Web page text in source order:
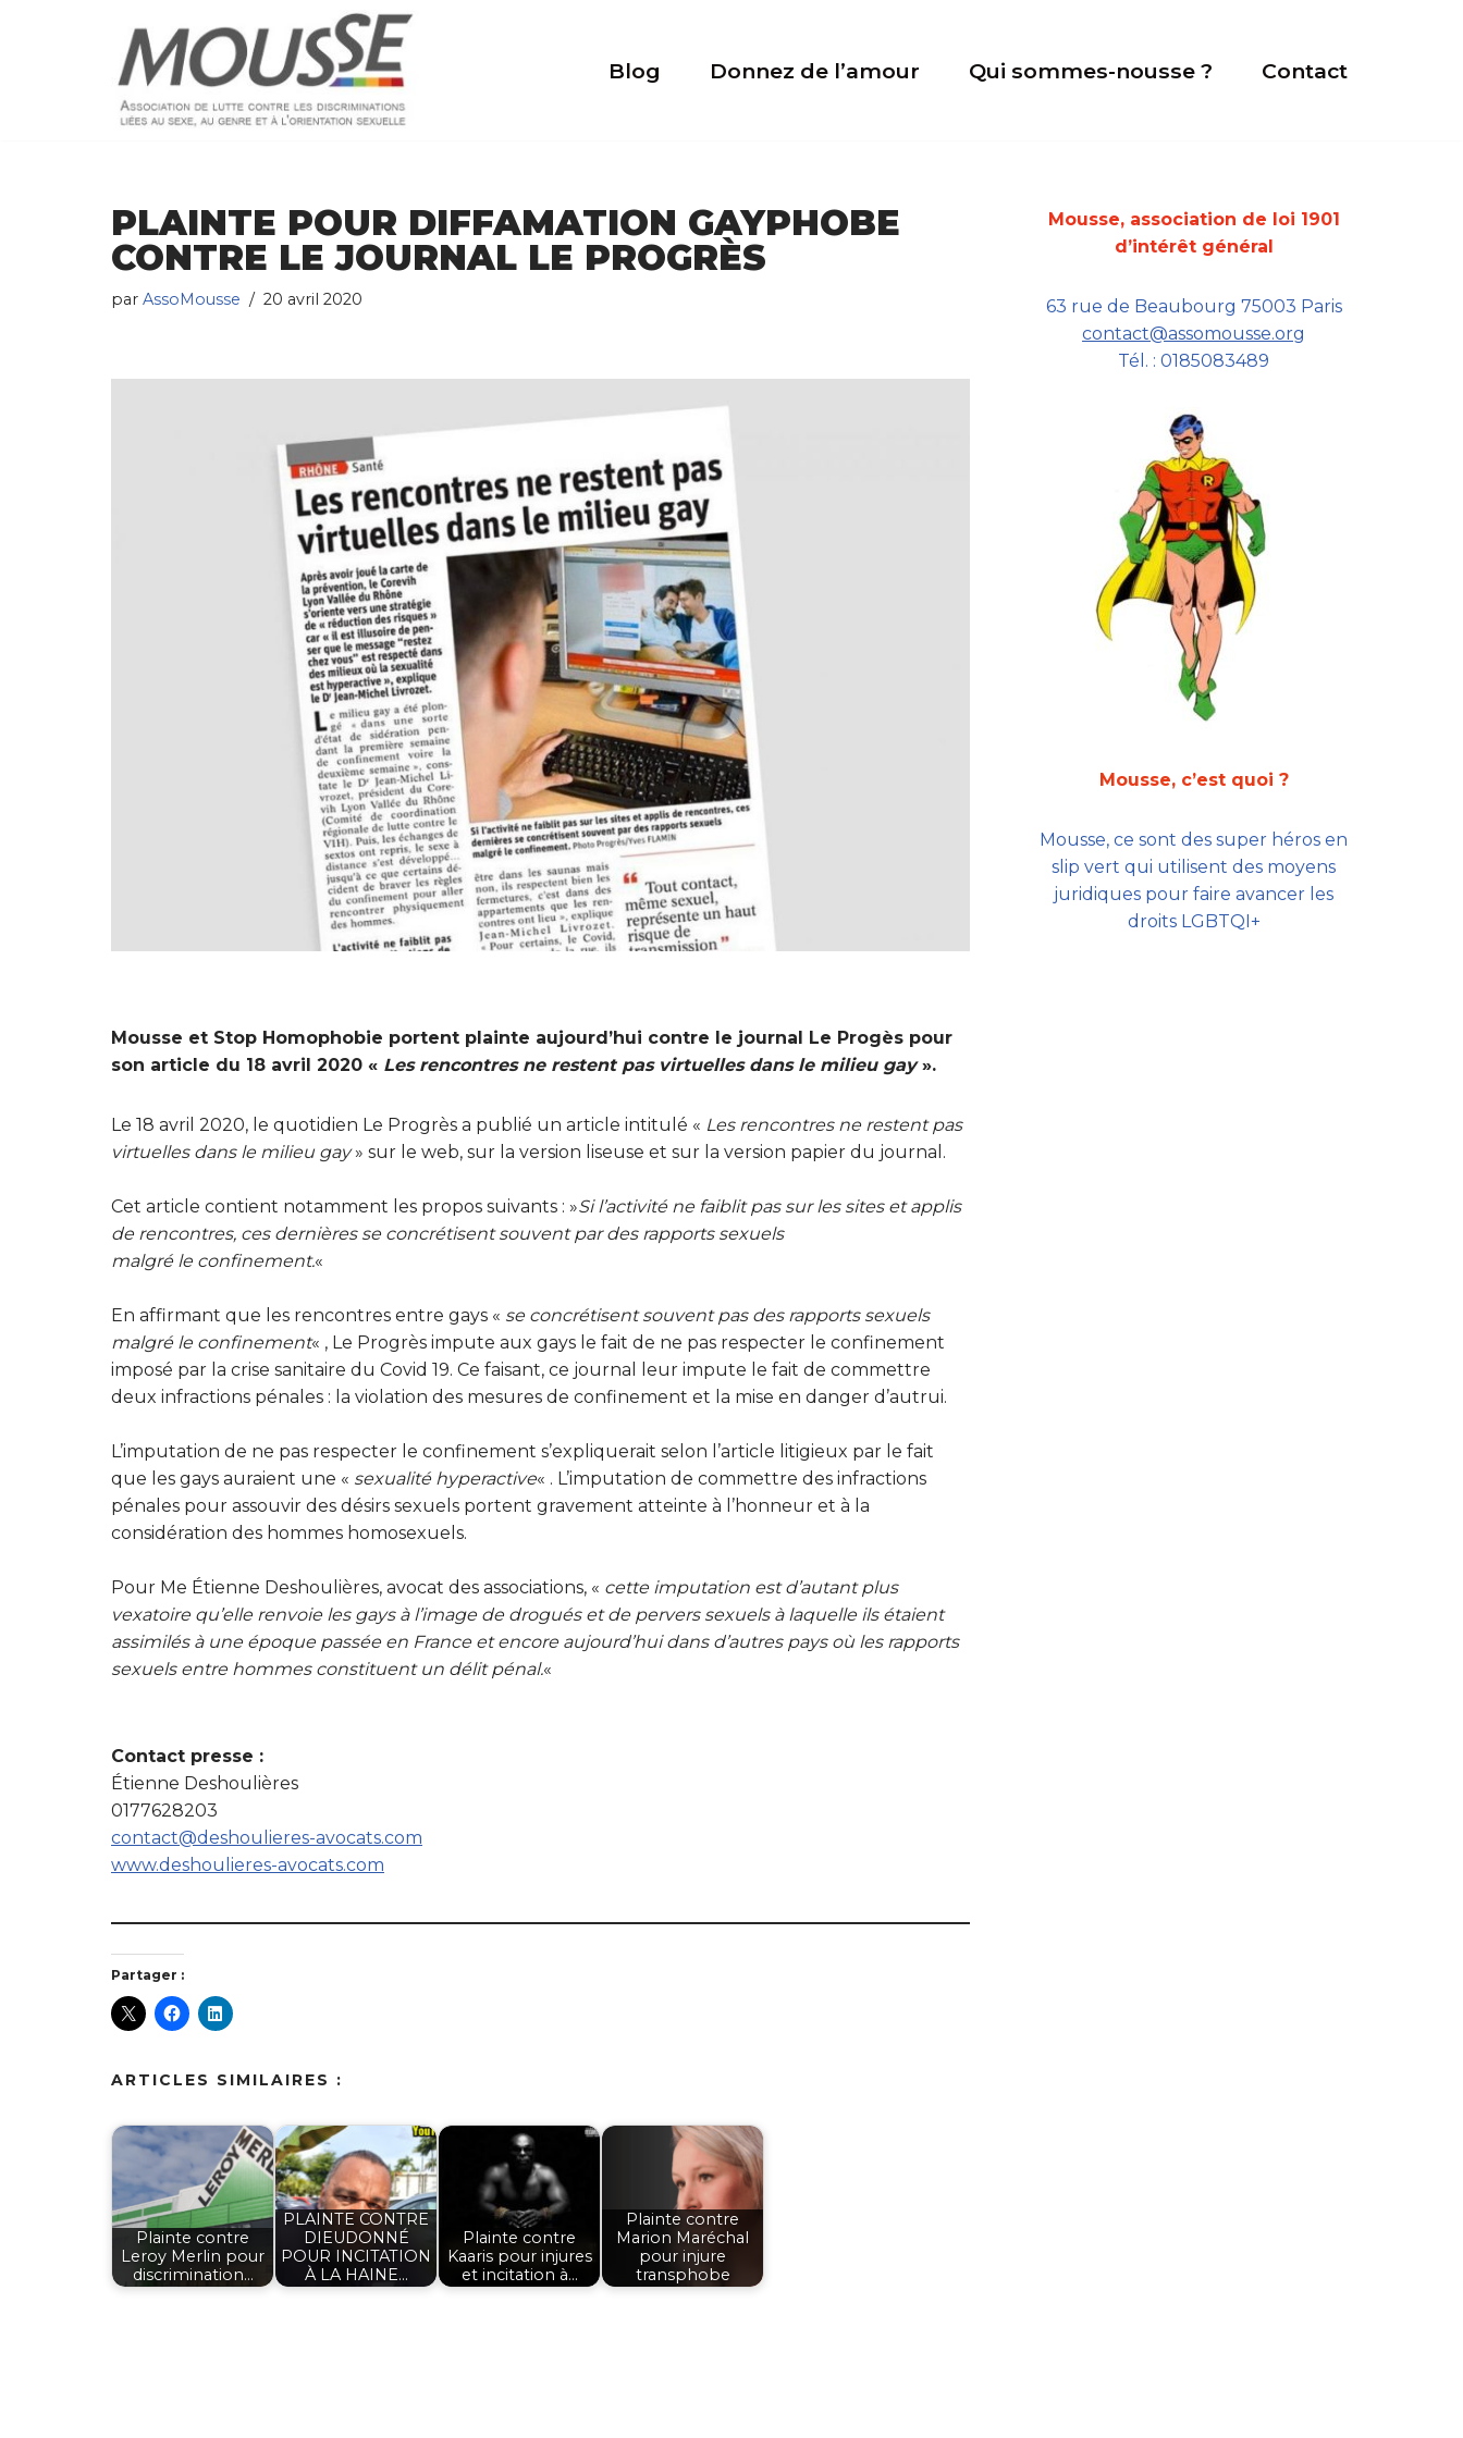
Blog Donnez de l’amour Qui sommes-nousse ? Contact
PLAINTE POUR DIFFAMATION GAYPHOBE
CONTRE LE JOURNAL LE PROGRÈS
par AssoMousse 20 avril 2020
Mousse et Stop Homophobie portent plainte aujourd’hui contre le journal Le Progès pour
son article du 18 avril 2020 « Les rencontres ne restent pas virtuelles dans le milieu gay».
Le 18 avril 2020, le quotidien Le Progrès a publié un article intitulé « Les rencontres ne restent pas
virtuelles dans le milieu gay» sur le web, sur la version liseuse et sur la version papier du journal.
Cet article contient notamment les propos suivants : »Si l’activité ne faiblit pas surles sites et applis
de rencontres, ces dernières se concrétisent souvent par des rapports sexuels
malgré le confinement.«
En affirmant que les rencontres entre gays « se concrétisent souvent pas des rapports sexuels
malgré le confinement« , Le Progrès impute aux gays le fait de ne pas respecter le confinement
imposé par la crise sanitaire du Covid 19. Ce faisant, ce journal leur impute le fait de commettre
deux infractions pénales : la violation des mesures de confinement et la mise en danger d’autrui.
L’imputation de ne pas respecter le confinement s’expliquerait selon l’article litigieux par le fait
que les gays auraient une « sexualité hyperactive« . L’imputation de commettre des infractions
pénales pour assouvir des désirs sexuels portent gravement atteinte à l’honneur et à la
considération des hommes homosexuels.
Pour Me Étienne Deshoulières, avocat des associations, « cette imputation est d’autant plus
vexatoire qu’elle renvoie les gays à l’image de drogués et de pervers sexuels à laquelle ils étaient
assimilés à une époque passée en France et encore aujourd’hui dans d’autres pays où lesrapports
sexuels entre hommes constituent un délit pénal.«
Contact presse :
Étienne Deshoulières
0177628203
contact@deshoulieres-avocats.com
www.deshoulieres-avocats.com
Partager :
ARTICLES SIMILAIRES :
Plainte contre
Leroy Merlin pour
discrimination…
PLAINTE CONTRE
DIEUDONNÉ
POUR INCITATION
À LA HAINE…
Plainte contre
Kaaris pour injures
et incitation à…
Plainte contre
Marion Maréchal
pour injure
transphobe
Mousse, association de loi 1901
d’intérêt général
63 rue de Beaubourg 75003 Paris
contact@assomousse.org
Tél. : 0185083489
Mousse, c’est quoi ?
Mousse, ce sont des super héros en
slip vert qui utilisent des moyens
juridiques pour faire avancer les
droits LGBTQI+